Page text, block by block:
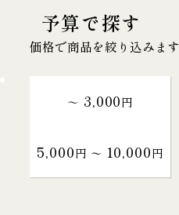
予算で探す
価格で商品を絞り込みます
～ 3,000円
5,000円 〜 10,000円